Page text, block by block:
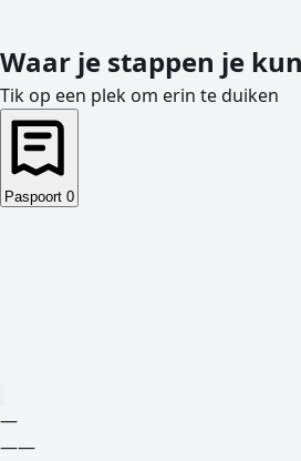
Waar je stappen je
Tik op een plek om erin te duiken
Paspoort 0
—
——